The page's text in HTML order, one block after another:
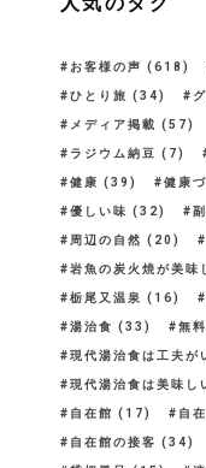
お客様の声 (618)
ひとり旅 (34)
メディア掲載 (57)
ラジウム納豆 (7)
健康 (39) 健康
優しい味 (32)
周辺の自然 (20)
岩魚の炭火焼が美味
栃尾又温泉 (16)
湯治食 (33) 無
現代湯治食は工夫が
現代湯治食は美味し
自在館 (17) 自
自在館の接客 (34)